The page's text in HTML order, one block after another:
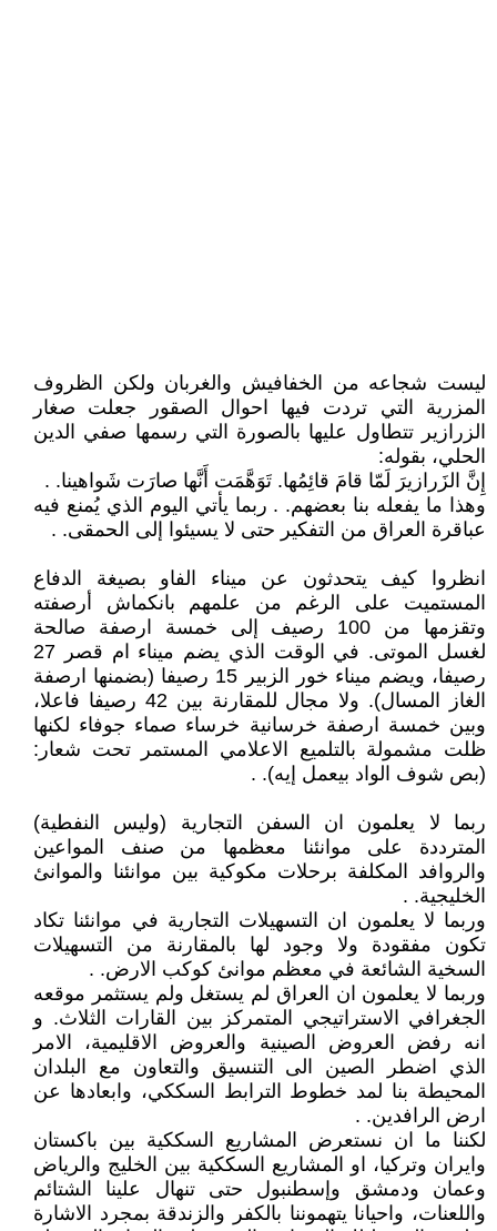
ليست شجاعه من الخفافيش والغربان ولكن الظروف
المزرية التي تردت فيها احوال الصقور جعلت صغار
الزرازير تتطاول عليها بالصورة التي رسمها صفي الدين
الحلي، بقوله:
إِنَّ الزَرازيرَ لَمّا قامَ قائِمُها. تَوَهَّمَت أَنَّها صارَت شَواهينا. .
وهذا ما يفعله بنا بعضهم. . ربما يأتي اليوم الذي يُمنع فيه
عباقرة العراق من التفكير حتى لا يسيئوا إلى الحمقى. .
انظروا كيف يتحدثون عن ميناء الفاو بصيغة الدفاع
المستميت على الرغم من علمهم بانكماش أرصفته
وتقزمها من 100 رصيف إلى خمسة ارصفة صالحة
لغسل الموتى. في الوقت الذي يضم ميناء ام قصر 27
رصيفا، ويضم ميناء خور الزبير 15 رصيفا (بضمنها ارصفة
الغاز المسال). ولا مجال للمقارنة بين 42 رصيفا فاعلا،
وبين خمسة ارصفة خرسانية خرساء صماء جوفاء لكنها
ظلت مشمولة بالتلميع الاعلامي المستمر تحت شعار:
(بص شوف الواد بيعمل إيه). .
ربما لا يعلمون ان السفن التجارية (وليس النفطية)
المترددة على موانئنا معظمها من صنف المواعين
والروافد المكلفة برحلات مكوكية بين موانئنا والموانئ
الخليجية. .
وربما لا يعلمون ان التسهيلات التجارية في موانئنا تكاد
تكون مفقودة ولا وجود لها بالمقارنة من التسهيلات
السخية الشائعة في معظم موانئ كوكب الارض. .
وربما لا يعلمون ان العراق لم يستغل ولم يستثمر موقعه
الجغرافي الاستراتيجي المتمركز بين القارات الثلاث. و
انه رفض العروض الصينية والعروض الاقليمية، الامر
الذي اضطر الصين الى التنسيق والتعاون مع البلدان
المحيطة بنا لمد خطوط الترابط السككي، وابعادها عن
ارض الرافدين. .
لكننا ما ان نستعرض المشاريع السككية بين باكستان
وايران وتركيا، او المشاريع السككية بين الخليج والرياض
وعمان ودمشق وإسطنبول حتى تنهال علينا الشتائم
واللعنات، واحيانا يتهموننا بالكفر والزندقة بمجرد الاشارة